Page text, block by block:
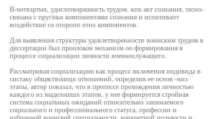
В-чотвзртых, удоглотворашюсть трудом. кпк акт сознания, тесно-
связана с пругики компонентами сознания и испнтивапт
воздействие со оторопи отих компонентов.
Для выявления структуры удовлетворенности воинским трудом в
диссертации был проолокон механизм оо формирования в
процессе социализации личности военнослужащего.
Рассматривая социализацию как процесс включения индивида в
систаку общяствошщх отношений, определив ее основ -низ
зтапы, автор показал, что в пропессе прохождения личностью
каждого из выделошшх этапов, у нее формируется стройная
система социальных ожиданий относительно занимаемого
социального и профессионального статуса, профессии и